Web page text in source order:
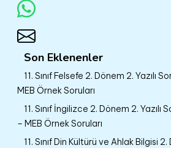
Son Eklenenler
11. Sınıf Felsefe 2. Dönem 2. Yazılı
MEB Örnek Soruları
11. Sınıf İngilizce 2. Dönem 2. Yazılı
– MEB Örnek Soruları
11. Sınıf Din Kültürü ve Ahlak Bilgisi 2.